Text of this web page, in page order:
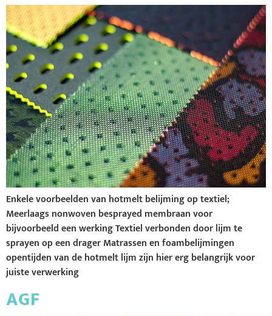
Enkele voorbeelden van hotmelt belijming op textiel;
Meerlaags nonwoven besprayed membraan voor
bijvoorbeeld een werking Textiel verbonden door lijm te
sprayen op een drager Matrassen en foambelijmingen
opentijden van de hotmelt lijm zijn hier erg belangrijk voor
juiste verwerking
AGF